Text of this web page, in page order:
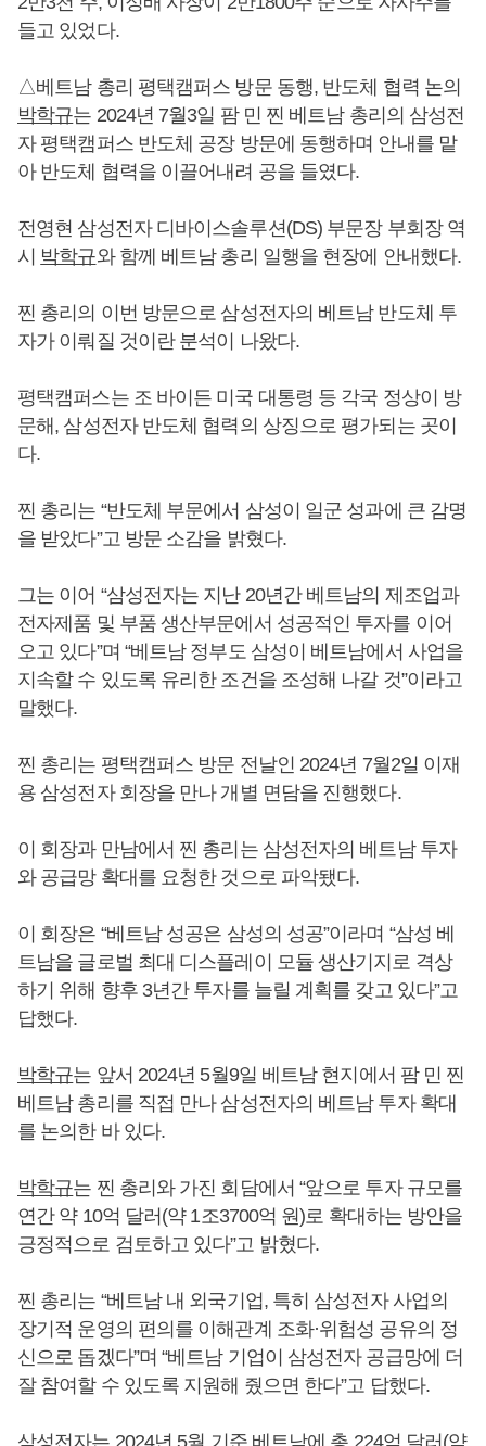
들고 있었다.
△베트남 총리 평택캠퍼스 방문 동행, 반도체 협력 논의
박학규는 2024년 7월3일 팜 민 찐 베트남 총리의 삼성전
자 평택캠퍼스 반도체 공장 방문에 동행하며 안내를 맡
아 반도체 협력을 이끌어내려 공을 들였다.
전영현 삼성전자 디바이스솔루션(DS) 부문장 부회장 역
시 박학규와 함께 베트남 총리 일행을 현장에 안내했다.
찐 총리의 이번 방문으로 삼성전자의 베트남 반도체 투
자가 이뤄질 것이란 분석이 나왔다.
평택캠퍼스는 조 바이든 미국 대통령 등 각국 정상이 방
문해, 삼성전자 반도체 협력의 상징으로 평가되는 곳이
다.
찐 총리는 “반도체 부문에서 삼성이 일군 성과에 큰 감명
을 받았다”고 방문 소감을 밝혔다.
그는 이어 “삼성전자는 지난 20년간 베트남의 제조업과
전자제품 및 부품 생산부문에서 성공적인 투자를 이어
오고 있다”며 “베트남 정부도 삼성이 베트남에서 사업을
지속할 수 있도록 유리한 조건을 조성해 나갈 것”이라고
말했다.
찐 총리는 평택캠퍼스 방문 전날인 2024년 7월2일 이재
용 삼성전자 회장을 만나 개별 면담을 진행했다.
이 회장과 만남에서 찐 총리는 삼성전자의 베트남 투자
와 공급망 확대를 요청한 것으로 파악됐다.
이 회장은 “베트남 성공은 삼성의 성공”이라며 “삼성 베
트남을 글로벌 최대 디스플레이 모듈 생산기지로 격상
하기 위해 향후 3년간 투자를 늘릴 계획를 갖고 있다”고
답했다.
박학규는 앞서 2024년 5월9일 베트남 현지에서 팜 민 찐
베트남 총리를 직접 만나 삼성전자의 베트남 투자 확대
를 논의한 바 있다.
박학규는 찐 총리와 가진 회담에서 “앞으로 투자 규모를
연간 약 10억 달러(약 1조3700억 원)로 확대하는 방안을
긍정적으로 검토하고 있다”고 밝혔다.
찐 총리는 “베트남 내 외국기업, 특히 삼성전자 사업의
장기적 운영의 편의를 이해관계 조화·위험성 공유의 정
신으로 돕겠다”며 “베트남 기업이 삼성전자 공급망에 더
잘 참여할 수 있도록 지원해 줬으면 한다”고 답했다.
삼성전자는 2024년 5월 기준 베트남에 총 224억 달러(약